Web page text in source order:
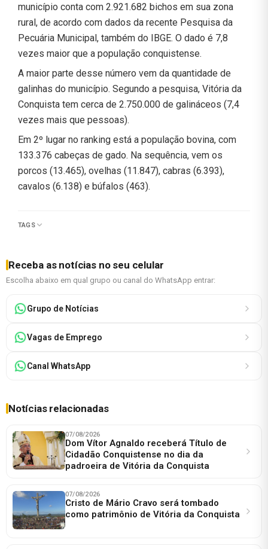
município conta com 2.921.682 bichos em sua zona
rural, de acordo com dados da recente Pesquisa da
Pecuária Municipal, também do IBGE. O dado é 7,8
vezes maior que a população conquistense.
A maior parte desse número vem da quantidade de
galinhas do município. Segundo a pesquisa, Vitória da
Conquista tem cerca de 2.750.000 de galináceos (7,4
vezes mais que pessoas).
Em 2º lugar no ranking está a população bovina, com
133.376 cabeças de gado. Na sequência, vem os
porcos (13.465), ovelhas (11.847), cabras (6.393),
cavalos (6.138) e búfalos (463).
TAGS
Receba as notícias no seu celular
Escolha abaixo em qual grupo ou canal do WhatsApp entrar:
Grupo de Notícias
Vagas de Emprego
Canal WhatsApp
Notícias relacionadas
07/08/2026
Dom Vítor Agnaldo receberá Título de
Cidadão Conquistense no dia da
padroeira de Vitória da Conquista
07/08/2026
Cristo de Mário Cravo será tombado
como patrimônio de Vitória da Conquista